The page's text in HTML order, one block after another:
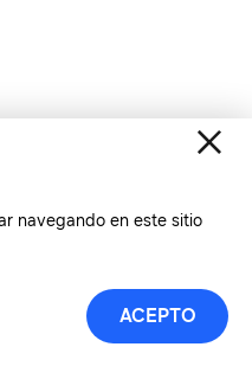
reservados.
navegando en este sitio
ACEPTO